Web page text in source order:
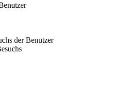
der Benutzer